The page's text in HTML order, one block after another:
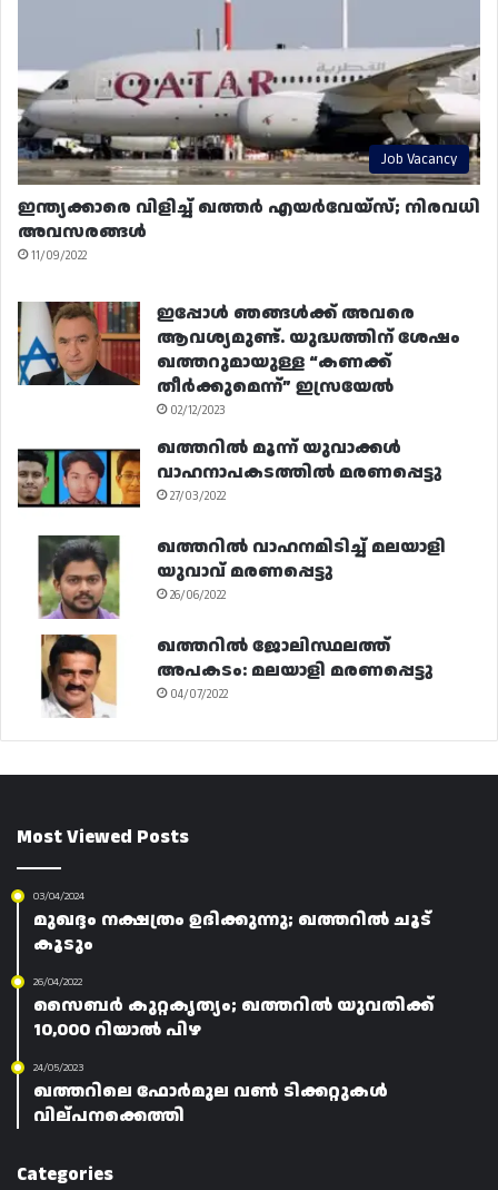
Job Vacancy
ഇന്ത്യക്കാരെ വിളിച്ച് ഖത്തർ എയർവേയ്‌സ്; നിരവധി
അവസരങ്ങൾ
11/09/2022
ഇപ്പോൾ ഞങ്ങൾക്ക് അവരെ
ആവശ്യമുണ്ട്. യുദ്ധത്തിന് ശേഷം
ഖത്തറുമായുള്ള “കണക്ക്
തീർക്കുമെന്ന്” ഇസ്രയേൽ
02/12/2023
ഖത്തറിൽ മൂന്ന് യുവാക്കൾ
വാഹനാപകടത്തിൽ മരണപ്പെട്ടു
27/03/2022
ഖത്തറിൽ വാഹനമിടിച്ച് മലയാളി
യുവാവ് മരണപ്പെട്ടു
26/06/2022
ഖത്തറിൽ ജോലിസ്ഥലത്ത്
അപകടം: മലയാളി മരണപ്പെട്ടു
04/07/2022
Most Viewed Posts
03/04/2024
മുഖദ്ദം നക്ഷത്രം ഉദിക്കുന്നു; ഖത്തറിൽ ചൂട്
കൂടും
26/04/2022
സൈബർ കുറ്റകൃത്യം; ഖത്തറിൽ യുവതിക്ക്
10,000 റിയാൽ പിഴ
24/05/2023
ഖത്തറിലെ ഫോർമുല വൺ ടിക്കറ്റുകൾ
വില്പനക്കെത്തി
Categories